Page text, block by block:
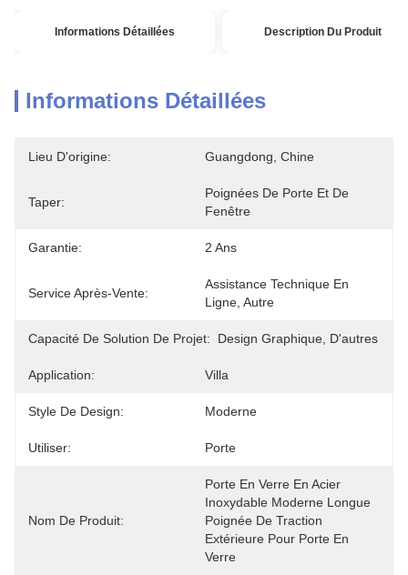
Informations Détaillées Description Du Produit
Informations Détaillées
Lieu D'origine: Guangdong, Chine
Taper:
Poignées De Porte Et De
Fenêtre
Garantie: 2 Ans
Service Après-Vente:
Assistance Technique En
Ligne, Autre
Capacité De Solution De Projet: Design Graphique, D'autres
Application: Villa
Style De Design: Moderne
Utiliser: Porte
Nom De Produit:
Porte En Verre En Acier
Inoxydable Moderne Longue
Poignée De Traction
Extérieure Pour Porte En
Verre